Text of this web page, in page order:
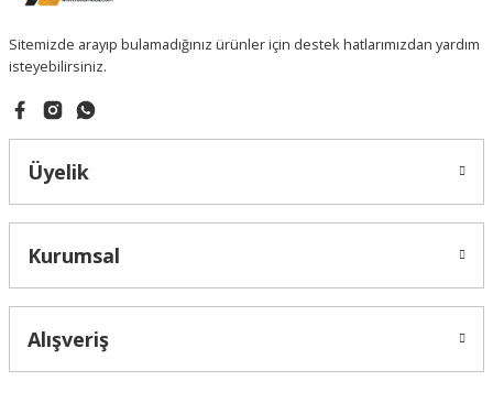
Sitemizde arayıp bulamadığınız ürünler için destek hatlarımızdan yardım
isteyebilirsiniz.
Üyelik
Kurumsal
Alışveriş